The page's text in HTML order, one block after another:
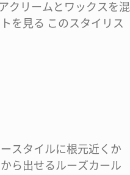
クリームとワックスを混
を見る このスタイリス
スタイルに根元近くか
ら出せるルーズカール